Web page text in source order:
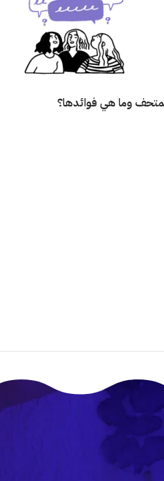
وما هي فوائدها؟